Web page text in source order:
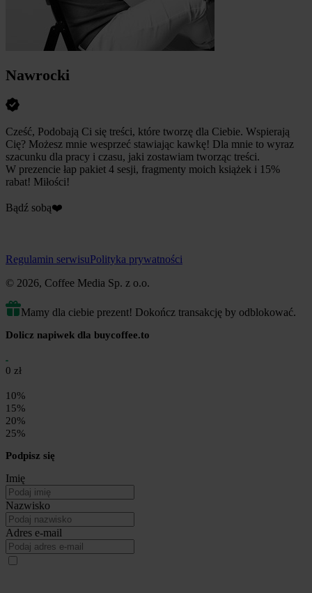
Nawrocki
Cześć, Podobają Ci się treści, które tworzę dla Ciebie. Wspierają
Cię? Możesz mnie wesprzeć stawiając kawkę! Dla mnie to wyraz
szacunku dla pracy i czasu, jaki zostawiam tworząc treści.
W prezencie łap pakiet 4 sesji, fragmenty moich książek i 15%
rabat! Miłości!
Bądź sobą❤️
Regulamin serwisuPolityka prywatności
© 2026, Coffee Media Sp. z o.o.
Mamy dla ciebie prezent! Dokończ transakcję by odblokować.
Dolicz napiwek dla buycoffee.to
0 zł
10%
15%
20%
25%
Podpisz się
Imię
Nazwisko
Adres e-mail